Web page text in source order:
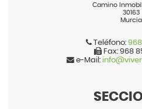
Camino
30163
Murcia
Teléfono:
Fax: 968
e-Mail: